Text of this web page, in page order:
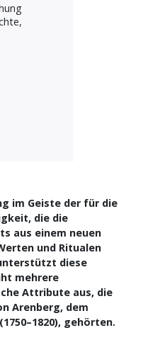
im Geiste der für die
die die
aus einem neuen
und Ritualen
diese
mehrere
Attribute aus, die
Arenberg, dem
gehörten.